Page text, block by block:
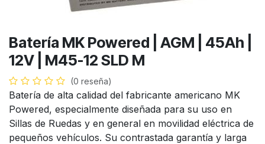
Batería MK Powered | AGM | 45Ah |
12V | M45-12 SLD M
(0 reseña)
Batería de alta calidad del fabricante americano MK
Powered, especialmente diseñada para su uso en
Sillas de Ruedas y en general en movilidad eléctrica de
pequeños vehículos. Su contrastada garantía y larga